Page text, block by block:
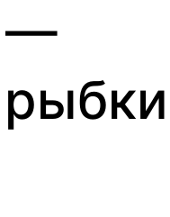
—